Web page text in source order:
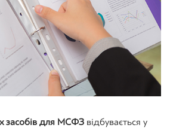
засобів для МСФЗ відбувається у